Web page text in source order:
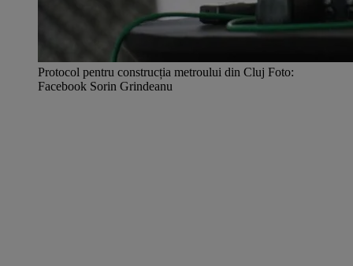
Protocol pentru construcția metroului din Cluj Foto:
Facebook Sorin Grindeanu